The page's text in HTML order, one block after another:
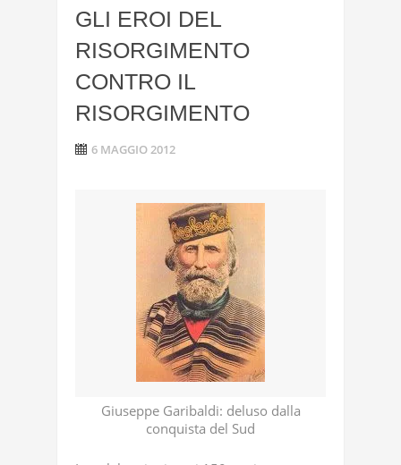
GLI EROI DEL
RISORGIMENTO
CONTRO IL
RISORGIMENTO
6 MAGGIO 2012
Giuseppe Garibaldi: deluso dalla
conquista del Sud